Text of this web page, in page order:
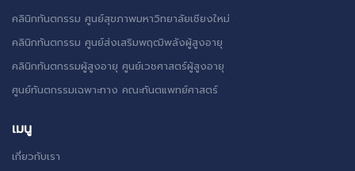
คลินิกทันตกรรม ศูนย์สุขภาพมหาวิทยาลัยเชียงใหม่
คลินิกทันตกรรม ศูนย์ส่งเสริมพฤฒิพลังผู้สูงอายุ
คลินิกทันตกรรมผู้สูงอายุ ศูนย์เวชศาสตร์ผู้สูงอายุ
ศูนย์ทันตกรรมเฉพาะทาง คณะทันตแพทย์ศาสตร์
เมนู
เกี่ยวกับเรา